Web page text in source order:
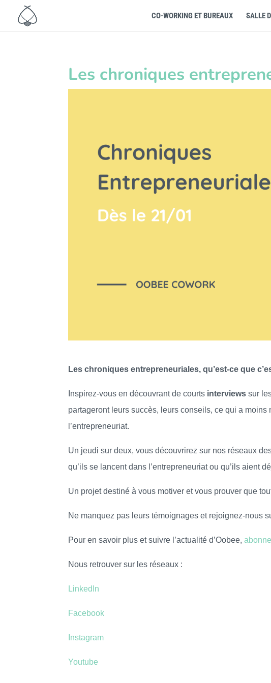
CO-WORKING ET BUREAUX SALLE
Les chroniques
Les chroniques entrepreneuriales, qu’est-ce que
Inspirez-vous en découvrant de courts interviews sur
partageront leurs succès, leurs conseils, ce qui a
l’entrepreneuriat.
Un jeudi sur deux, vous découvrirez sur nos réseaux
qu’ils se lancent dans l’entrepreneuriat ou qu’ils aient
Un projet destiné à vous motiver et vous prouver que
Ne manquez pas leurs témoignages et rejoignez-nous
Pour en savoir plus et suivre l’actualité d’Oobee,
Nous retrouver sur les réseaux :
LinkedIn
Facebook
Instagram
Youtube